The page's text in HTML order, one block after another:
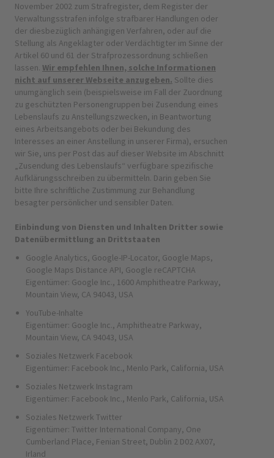
November 2002 zum Strafregister, dem Register der
Verwaltungsstrafen infolge strafbarer Handlungen oder
der diesbezüglich anhängigen Verfahren, oder auf die
Stellung als Angeklagter oder Verdächtigter im Sinne der
Artikel 60 und 61 der Strafprozessordnung schließen
lassen. Wir empfehlen Ihnen, solche Informationen
nicht auf unserer Webseite anzugeben. Sollte dies
unumgänglich sein (beispielsweise im Fall der Zuordnung
zu geschützten Personengruppen bei Zusendung eines
Lebenslaufs zu Anstellungszwecken, in Beantwortung
eines Arbeitsangebots oder bei Bekundung des
Interesses an einer Anstellung in unserer Firma), ersuchen
wir Sie, uns per Post das auf dieser Website im Abschnitt
„Zusendung des Lebenslaufs“ verfügbare spezifische
Aufklärungsschreiben zu übermitteln. Darin geben Sie
bitte Ihre schriftliche Zustimmung zur Behandlung
besagter persönlicher und sensibler Daten.
Einbindung von Diensten und Inhalten Dritter sowie
Datenübermittlung an Drittstaaten
Google Analytics, Google-IP-Locator, Google Maps,
Google Maps Distance API, Google reCAPTCHA
Eigentümer: Google Inc., 1600 Amphitheatre Parkway,
Mountain View, CA 94043, USA
YouTube-Inhalte
Eigentümer: Google Inc., Amphitheatre Parkway,
Mountain View, CA 94043, USA
Soziales Netzwerk Facebook
Eigentümer: Facebook Inc., Menlo Park, California, USA
Soziales Netzwerk Instagram
Eigentümer: Facebook Inc., Menlo Park, California, USA
Soziales Netzwerk Twitter
Eigentümer: Twitter International Company, One
Cumberland Place, Fenian Street, Dublin 2 D02 AX07,
Irland